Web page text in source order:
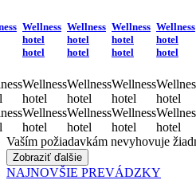
Wellness
hotel
hotel
Wellness
hotel
Wellness
hotel
Wellness
hotel
hotel
Wellness
hotel
Wellness
hotel
Wellness
hotel
hotel
Wellness
hotel
Wellness
hotel
Wellness
hotel
hotel
hotel
hotel
Vaším požiadavkám nevyhovuje
Zobraziť ďalšie
NAJNOVŠIE PREVÁDZKY